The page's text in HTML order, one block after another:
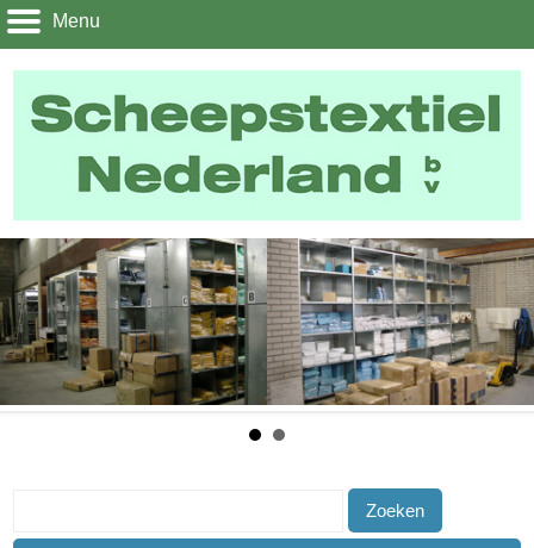
Menu
Zoeken